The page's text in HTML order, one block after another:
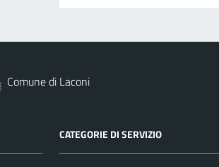
Comune di Laconi
CATEGORIE DI SERVIZIO